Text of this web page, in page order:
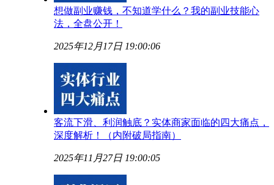
想做副业赚钱，不知道学什么？我的副业技能心
法，全盘公开！
2025年12月17日 19:00:06
客流下滑、利润触底？实体商家面临的四大痛点，
深度解析！（内附破局指南）
2025年11月27日 19:00:05